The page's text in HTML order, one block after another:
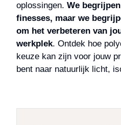
oplossingen. We
finesses, maar we
om het verbeteren van
werkplek. Ontdek hoe
keuze kan zijn voor jouw
bent naar natuurlijk licht,